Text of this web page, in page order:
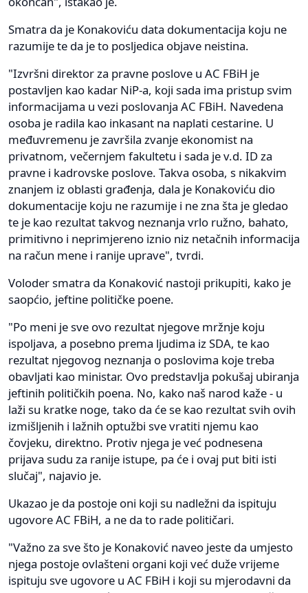
Smatra da je Konakoviću data dokumentacija koju ne
razumije te da je to posljedica objave neistina.
"Izvršni direktor za pravne poslove u AC FBiH je
postavljen kao kadar NiP-a, koji sada ima pristup svim
informacijama u vezi poslovanja AC FBiH. Navedena
osoba je radila kao inkasant na naplati cestarine. U
međuvremenu je završila zvanje ekonomist na
privatnom, večernjem fakultetu i sada je v.d. ID za
pravne i kadrovske poslove. Takva osoba, s nikakvim
znanjem iz oblasti građenja, dala je Konakoviću dio
dokumentacije koju ne razumije i ne zna šta je gledao
te je kao rezultat takvog neznanja vrlo ružno, bahato,
primitivno i neprimjereno iznio niz netačnih informacija
na račun mene i ranije uprave", tvrdi.
Voloder smatra da Konaković nastoji prikupiti, kako je
saopćio, jeftine političke poene.
"Po meni je sve ovo rezultat njegove mržnje koju
ispoljava, a posebno prema ljudima iz SDA, te kao
rezultat njegovog neznanja o poslovima koje treba
obavljati kao ministar. Ovo predstavlja pokušaj ubiranja
jeftinih političkih poena. No, kako naš narod kaže - u
laži su kratke noge, tako da će se kao rezultat svih ovih
izmišljenih i lažnih optužbi sve vratiti njemu kao
čovjeku, direktno. Protiv njega je već podnesena
prijava sudu za ranije istupe, pa će i ovaj put biti isti
slučaj", najavio je.
Ukazao je da postoje oni koji su nadležni da ispituju
ugovore AC FBiH, a ne da to rade političari.
"Važno za sve što je Konaković naveo jeste da umjesto
njega postoje ovlašteni organi koji već duže vrijeme
ispituju sve ugovore u AC FBiH i koji su mjerodavni da